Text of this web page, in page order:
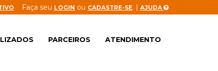
Faça seu LOGIN ou CADASTRE-SE. | AJUDA
PARCEIROS ATENDIMENTO